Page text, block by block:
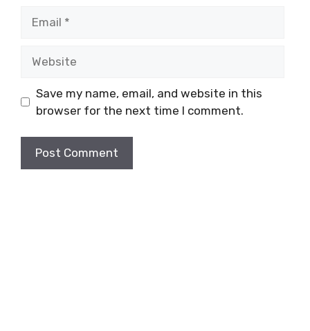
Save my name, email, and website in this
browser for the next time I comment.